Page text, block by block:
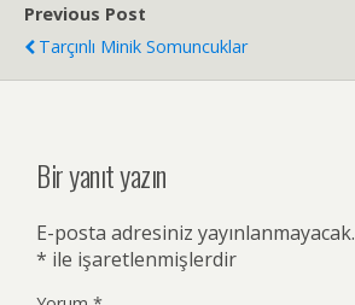
Previous Post
Tarçınlı Minik Somuncuklar
Bir yanıt yazın
E-posta adresiniz yayınlanmayacak.
* ile işaretlenmişlerdir